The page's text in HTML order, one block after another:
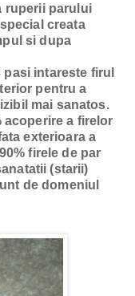
ruperii parului
creata
si dupa
intareste firul
pentru a
mai sanatos.
acoperire a firelor
exterioara a
firele de par
(starii)
de domeniul